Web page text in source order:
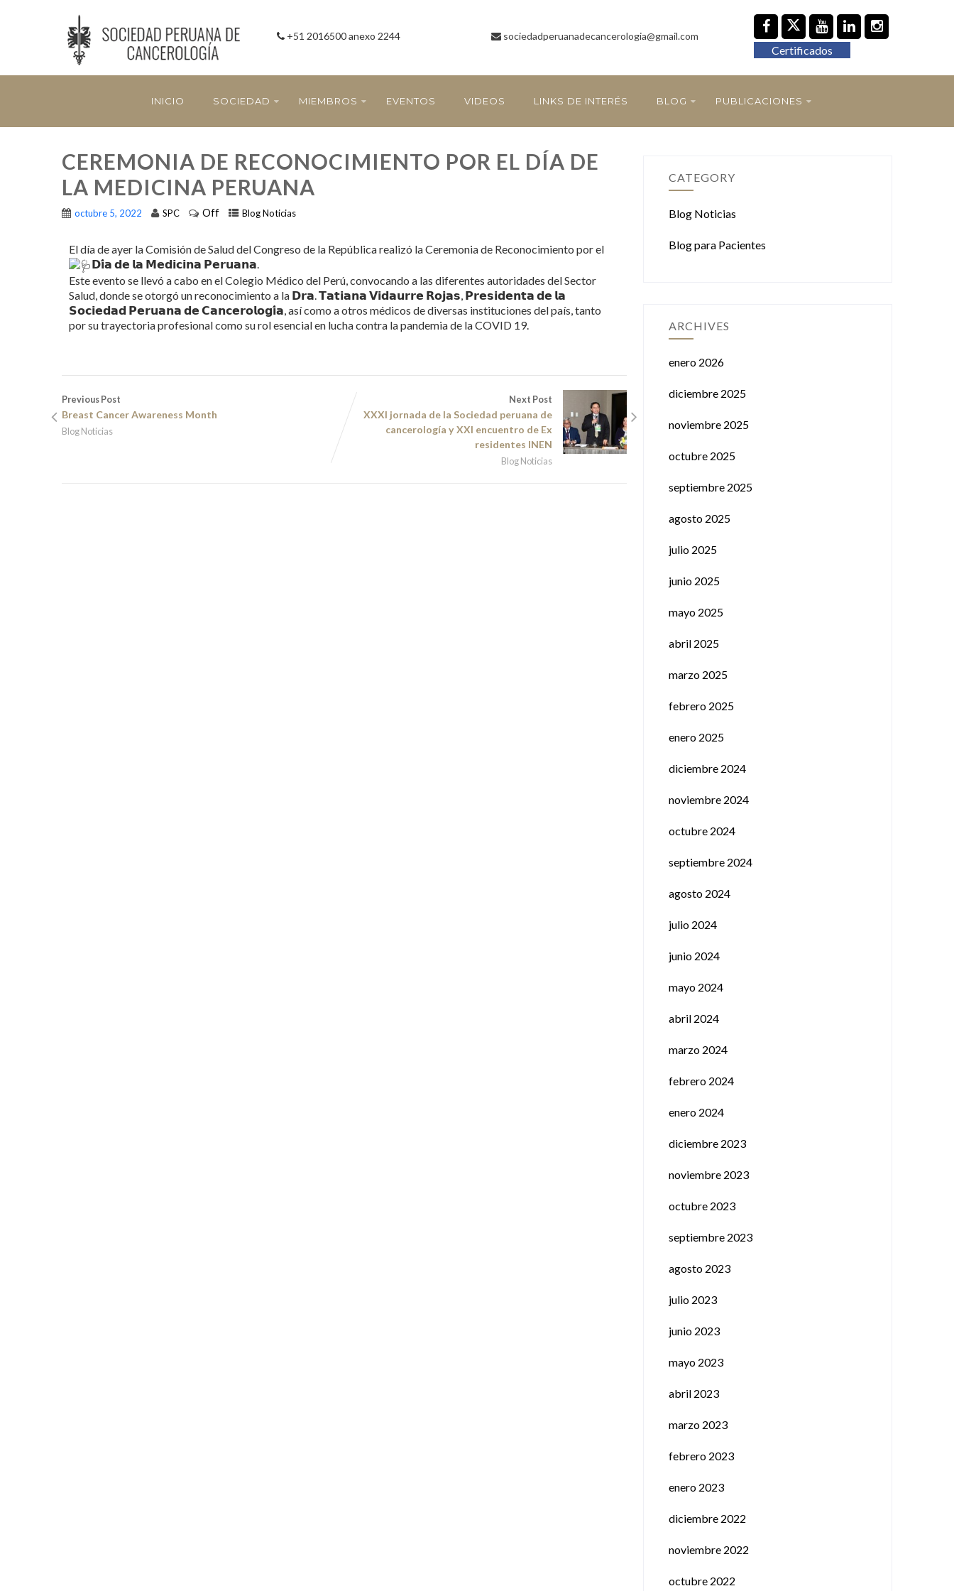
+51 2016500 anexo 2244 sociedadperuanadecancerologia@gmail.com
Certificados
INICIO SOCIEDAD MIEMBROS EVENTOS VIDEOS LINKS DE INTERÉS BLOG PUBLICACIONES
CEREMONIA DE RECONOCIMIENTO POR EL DÍA DE
LA MEDICINA PERUANA
octubre 5, 2022 SPC Off Blog Noticias
El día de ayer la Comisión de Salud del Congreso de la República realizó la Ceremonia de Reconocimiento por el
𝗗𝗶́𝗮 𝗱𝗲 𝗹𝗮 𝗠𝗲𝗱𝗶𝗰𝗶𝗻𝗮 𝗣𝗲𝗿𝘂𝗮𝗻𝗮.
Este evento se llevó a cabo en el Colegio Médico del Perú, convocando a las diferentes autoridades del Sector
Salud, donde se otorgó un reconocimiento a la 𝗗𝗿𝗮. 𝗧𝗮𝘁𝗶𝗮𝗻𝗮 𝗩𝗶𝗱𝗮𝘂𝗿𝗿𝗲 𝗥𝗼𝗷𝗮𝘀, 𝗣𝗿𝗲𝘀𝗶𝗱𝗲𝗻𝘁𝗮 𝗱𝗲 𝗹𝗮
𝗦𝗼𝗰𝗶𝗲𝗱𝗮𝗱 𝗣𝗲𝗿𝘂𝗮𝗻𝗮 𝗱𝗲 𝗖𝗮𝗻𝗰𝗲𝗿𝗼𝗹𝗼𝗴𝗶́𝗮, así como a otros médicos de diversas instituciones del país, tanto
por su trayectoria profesional como su rol esencial en lucha contra la pandemia de la COVID 19.
Previous Post
Breast Cancer Awareness Month
Blog Noticias
Next Post
XXXI jornada de la Sociedad peruana de
cancerología y XXI encuentro de Ex
residentes INEN
Blog Noticias
CATEGORY
Blog Noticias
Blog para Pacientes
ARCHIVES
enero 2026
diciembre 2025
noviembre 2025
octubre 2025
septiembre 2025
agosto 2025
julio 2025
junio 2025
mayo 2025
abril 2025
marzo 2025
febrero 2025
enero 2025
diciembre 2024
noviembre 2024
octubre 2024
septiembre 2024
agosto 2024
julio 2024
junio 2024
mayo 2024
abril 2024
marzo 2024
febrero 2024
enero 2024
diciembre 2023
noviembre 2023
octubre 2023
septiembre 2023
agosto 2023
julio 2023
junio 2023
mayo 2023
abril 2023
marzo 2023
febrero 2023
enero 2023
diciembre 2022
noviembre 2022
octubre 2022